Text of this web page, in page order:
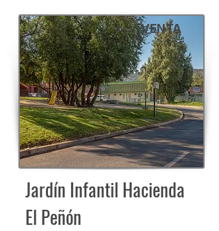
VENTA
Jardín Infantil Hacienda
El Peñón